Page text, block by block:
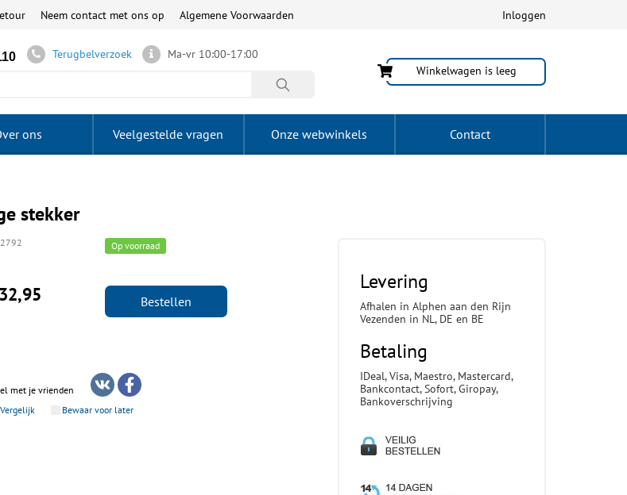
Inloggen
Neem contact met ons op Algemene Voorwaarden
Terugbelverzoek
Ma-vr 10:00-17:00
Winkelwagen is leeg
ons Veelgestelde vragen Onze webwinkels Contact
stekker
Op voorraad
Bestellen
met je vrienden
Vergelijk
Bewaar voor later
Levering
Afhalen in Alphen aan den Rijn
Vezenden in NL, DE en BE
Betaling
IDeal, Visa, Maestro, Mastercard,
Bankcontact, Sofort, Giropay,
Bankoverschrijving